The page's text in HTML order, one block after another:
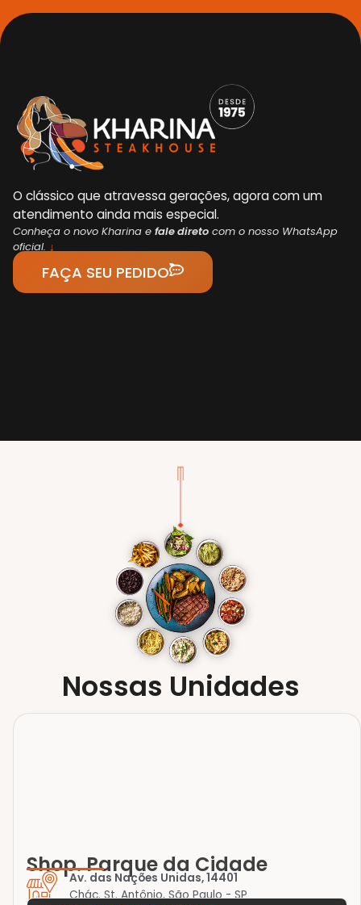
O clássico que atravessa gerações, agora com um
atendimento ainda mais especial.
Conheça o novo Kharina e fale direto com o nosso WhatsApp
oficial. ↓
FAÇA SEU PEDIDO
Nossas Unidades
Shop. Parque da Cidade
Av. das Nações Unidas, 14401
Chác. St. Antônio, São Paulo - SP